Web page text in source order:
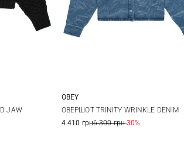
JAW
XS S M
OBEY
ОВЕРШОТ TRINITY WRINKLE DENIM
4 410 грн6 300 грн-30%